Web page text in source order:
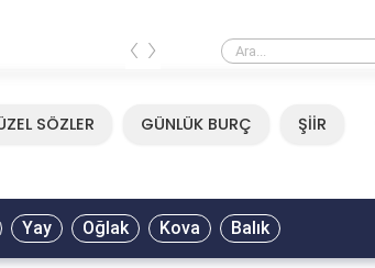
Mirkelam - Tavla Sözleri
‹ ›
SÖZLER GÜNLÜK BURÇ ŞİİR
Yay Oğlak Kova Balık